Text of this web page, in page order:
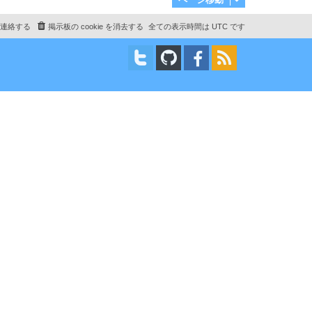
全ての表示時間は UTC です
掲示板の cookie を消去する
連絡する